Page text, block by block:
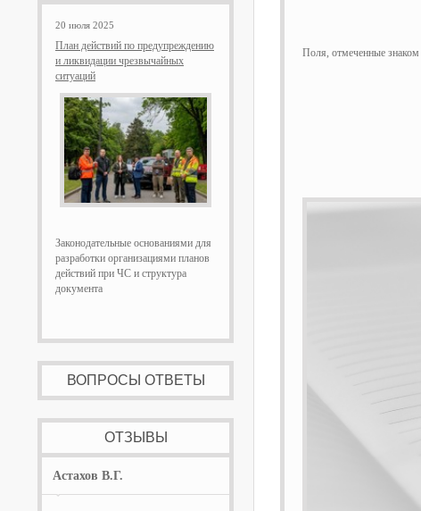
20 июля 2025
План действий по предупреждению
и ликвидации чрезвычайных
ситуаций
Законодательные основаниями для
разработки организациями планов
действий при ЧС и структура
документа
ВОПРОСЫ ОТВЕТЫ
ОТЗЫВЫ
Астахов В.Г.
Поля, отмеченные знаком